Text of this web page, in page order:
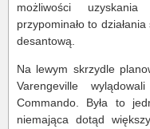
możliwości
przypominało to
desantową.
Na lewym skrzydle
Varengeville
Commando. Była to
niemająca dotąd